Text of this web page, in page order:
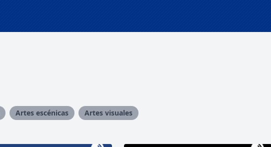
Artes escénicas Artes visuales